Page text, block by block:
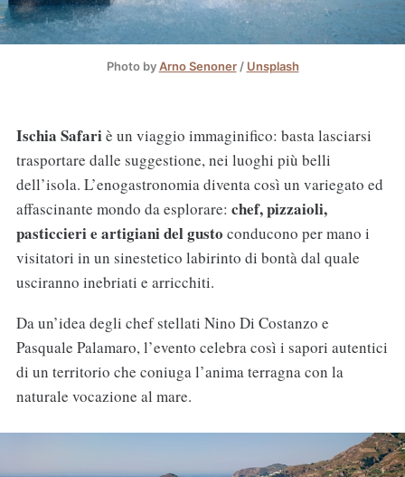
Photo byArno Senoner/ Unsplash
Ischia Safariè un viaggio immaginifico: basta lasciarsi
trasportare dalle suggestione, nei luoghi più belli
dell’isola. L’enogastronomia diventa così un variegato ed
affascinante mondo da esplorare: chef, pizzaioli,
pasticcieri e artigiani del gusto conducono per mano i
visitatori in un sinestetico labirinto di bontà dal quale
usciranno inebriati e arricchiti.
Da un’idea degli chef stellati Nino Di Costanzo e
Pasquale Palamaro, l’evento celebra così i sapori autentici
di un territorio che coniuga l’anima terragna con la
naturale vocazione al mare.